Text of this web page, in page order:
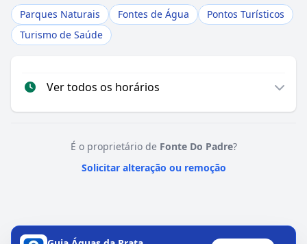
Parques Naturais Fontes de Água
Pontos Turísticos
Turismo de Saúde
Ver todos os horários
É o proprietário de Fonte Do Padre?
Solicitar alteração ou remoção